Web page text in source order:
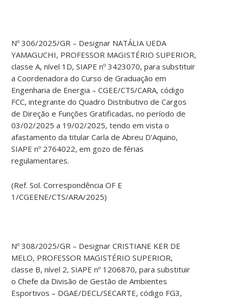
Nº 306/2025/GR – Designar NATÁLIA UEDA
YAMAGUCHI, PROFESSOR MAGISTÉRIO SUPERIOR,
classe A, nível 1D, SIAPE nº 3423070, para substituir
a Coordenadora do Curso de Graduação em
Engenharia de Energia – CGEE/CTS/CARA, código
FCC, integrante do Quadro Distributivo de Cargos
de Direção e Funções Gratificadas, no período de
03/02/2025 a 19/02/2025, tendo em vista o
afastamento da titular Carla de Abreu D’Aquino,
SIAPE nº 2764022, em gozo de férias
regulamentares.
(Ref. Sol. Correspondência OF E
1/CGEENE/CTS/ARA/2025)
Nº 308/2025/GR – Designar CRISTIANE KER DE
MELO, PROFESSOR MAGISTÉRIO SUPERIOR,
classe B, nível 2, SIAPE nº 1206870, para substituir
o Chefe da Divisão de Gestão de Ambientes
Esportivos – DGAE/DECL/SECARTE, código FG3,